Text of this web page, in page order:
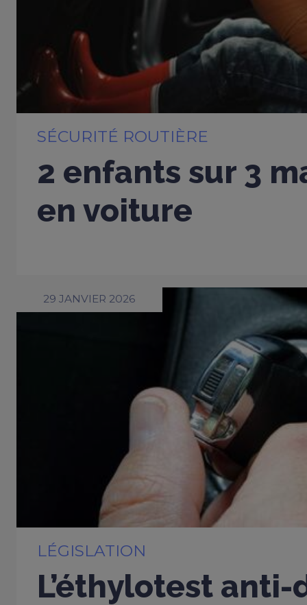
SÉCURITÉ ROUTIÈRE
2 enfants sur 3
en voiture
29 JANVIER 2026
LÉGISLATION
L’éthylotest